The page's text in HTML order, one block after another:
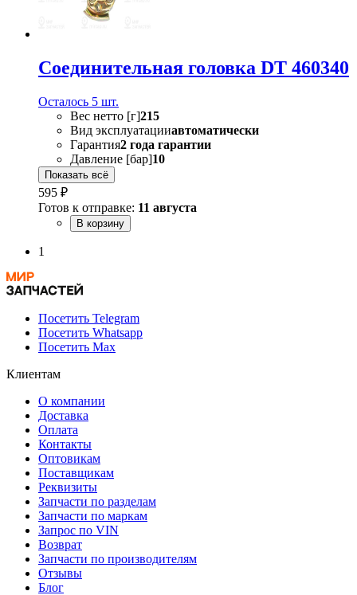
Соединительная головка DT 460340
Осталось 5 шт.
Вес нетто [г]215
Вид эксплуатацииавтоматически
Гарантия2 года гарантии
Давление [бар]10
Показать всё
595 ₽
Готов к отправке: 11 августа
В корзину
1
Посетить Telegram
Посетить Whatsapp
Посетить Max
Клиентам
О компании
Доставка
Оплата
Контакты
Оптовикам
Поставщикам
Реквизиты
Запчасти по разделам
Запчасти по маркам
Запрос по VIN
Возврат
Запчасти по производителям
Отзывы
Блог